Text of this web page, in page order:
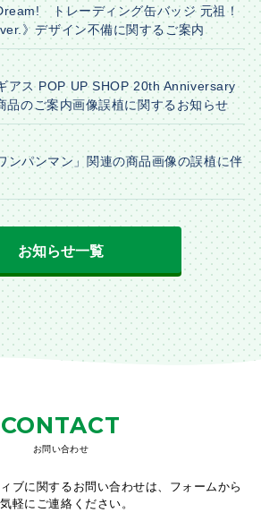
トレーディング缶バッジ 元祖！
》デザイン不備に関するご案内
アス POP UP SHOP 20th Anniversary
品のご案内画像誤植に関するお知らせ
ンパンマン」関連の商品画像の誤植に伴
お知らせ一覧
CONTACT
お問い合わせ
ブに関するお問い合わせは、フォームから
軽にご連絡ください。